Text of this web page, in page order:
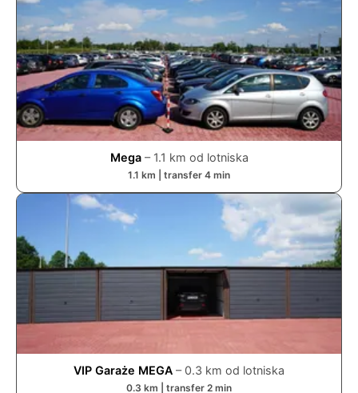
Mega – 1.1 km od lotniska
1.1 km | transfer 4 min
VIP Garaże MEGA – 0.3 km od lotniska
0.3 km | transfer 2 min